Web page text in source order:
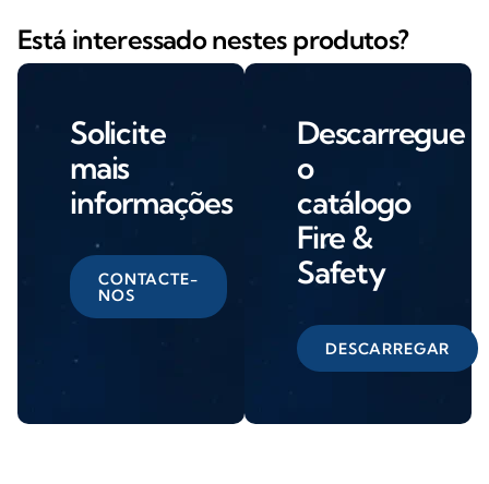
Está interessado nestes produtos?
Solicite
mais
informações
CONTACTE-
NOS
Descarregue
o
catálogo
Fire &
Safety
DESCARREGAR